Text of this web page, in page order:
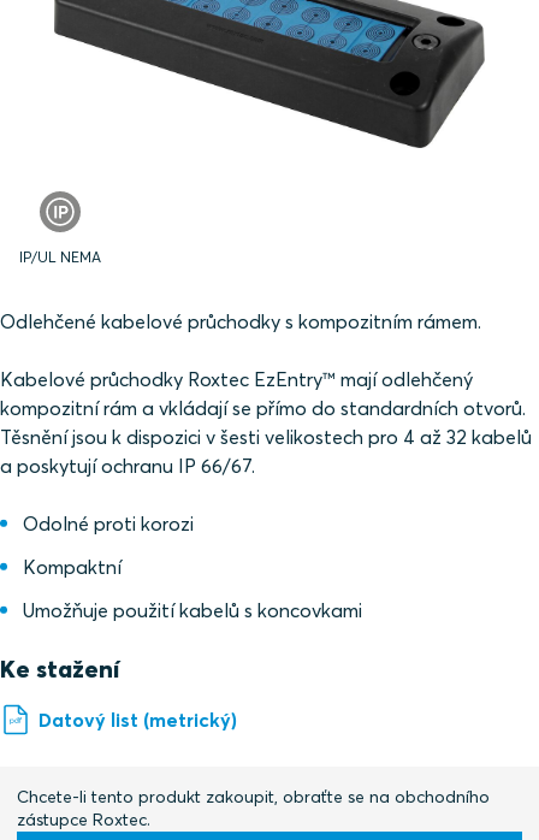
Odlehčené kabelové průchodky s kompozitním rámem.
Kabelové průchodky Roxtec EzEntry™ mají odlehčený
kompozitní rám a vkládají se přímo do standardních otvorů.
Těsnění jsou k dispozici v šesti velikostech pro 4 až 32 kabelů
a poskytují ochranu IP 66/67.
Odolné proti korozi
Kompaktní
Umožňuje použití kabelů s koncovkami
Ke stažení
Datový list (metrický)
Chcete-li tento produkt zakoupit, obraťte se na obchodního
zástupce Roxtec.
IP/UL NEMA